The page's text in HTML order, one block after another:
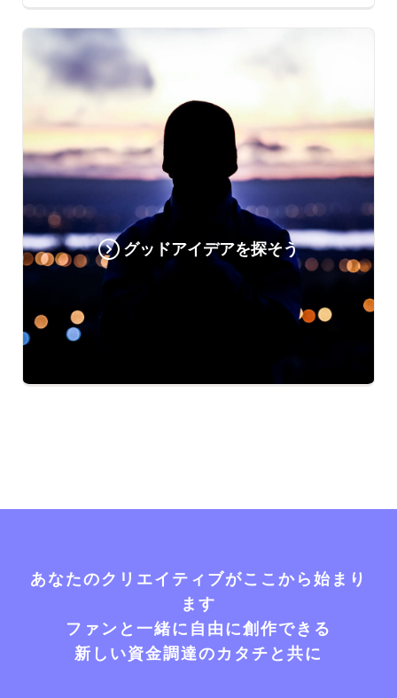
グッドアイデアを探そう
あなたのクリエイティブがここから始まり
ます
ファンと一緒に自由に創作できる
新しい資金調達のカタチと共に